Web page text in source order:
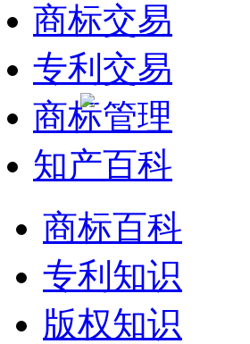
商标交易
专利交易
商标管理
知产百科
商标百科
专利知识
版权知识